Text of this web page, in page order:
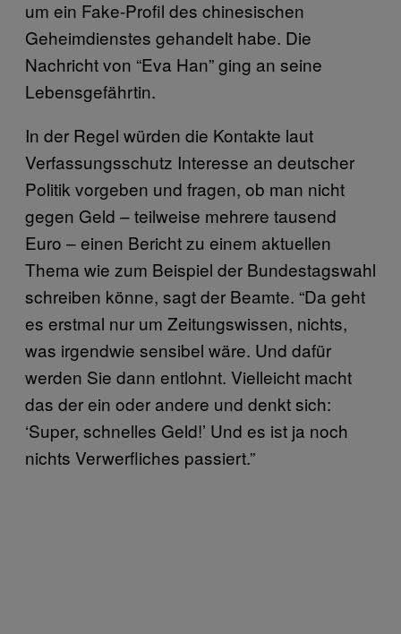
um ein Fake-Profil des chinesischen
Geheimdienstes gehandelt habe. Die
Nachricht von “Eva Han” ging an seine
Lebensgefährtin.
In der Regel würden die Kontakte laut
Verfassungsschutz Interesse an deutscher
Politik vorgeben und fragen, ob man nicht
gegen Geld – teilweise mehrere tausend
Euro – einen Bericht zu einem aktuellen
Thema wie zum Beispiel der Bundestagswahl
schreiben könne, sagt der Beamte. “Da geht
es erstmal nur um Zeitungswissen, nichts,
was irgendwie sensibel wäre. Und dafür
werden Sie dann entlohnt. Vielleicht macht
das der ein oder andere und denkt sich:
‘Super, schnelles Geld!’ Und es ist ja noch
nichts Verwerfliches passiert.”